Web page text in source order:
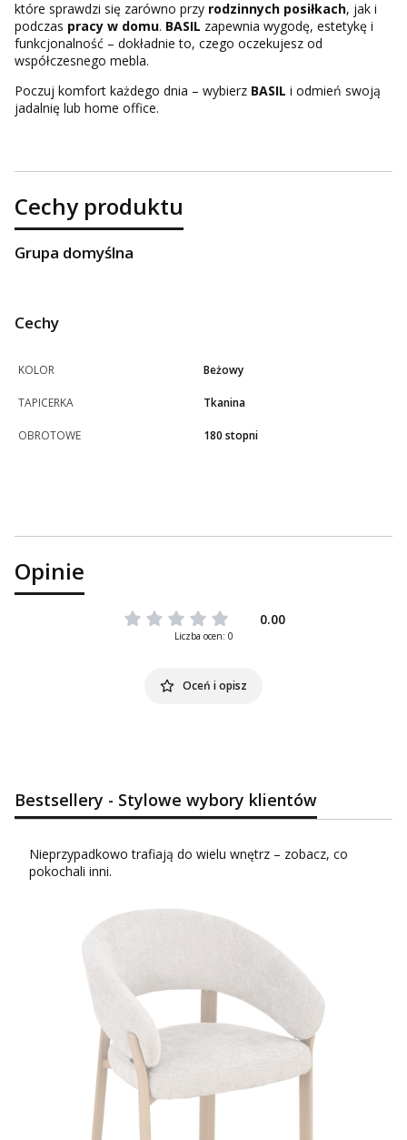
które sprawdzi się zarówno przy rodzinnych posiłkach, jak i
podczas pracy w domu. BASIL zapewnia wygodę, estetykę i
funkcjonalność – dokładnie to, czego oczekujesz od
współczesnego mebla.
Poczuj komfort każdego dnia – wybierz BASIL i odmień swoją
jadalnię lub home office.
Cechy produktu
Grupa domyślna
Cechy
KOLOR Beżowy
TAPICERKA Tkanina
OBROTOWE 180 stopni
Opinie
0.00
Liczba ocen: 0
Oceń i opisz
Bestsellery - Stylowe wybory klientów
Nieprzypadkowo trafiają do wielu wnętrz – zobacz, co
pokochali inni.